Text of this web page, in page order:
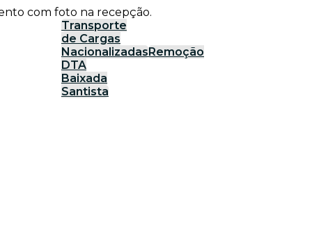
com foto na recepção.
Transporte
de Cargas
Nacionalizadas Remoção
DTA
Baixada
Santista